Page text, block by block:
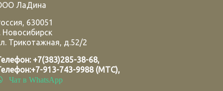
ЛаДина
, 630051
Новосибирск
Трикотажная, д.52/2
+7(383)285-38-68,
+7-913-743-9988 (МТС),
Чат в WhatsApp